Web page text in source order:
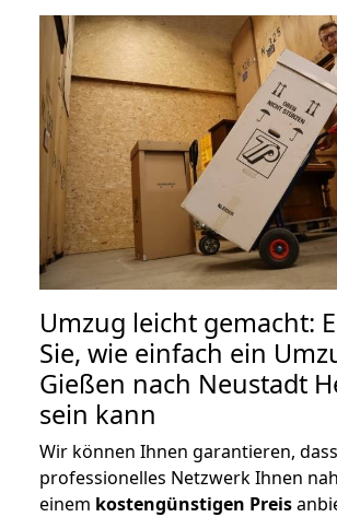
Umzug leicht gemacht:
Sie, wie einfach ein
Gießen nach Neustadt
sein kann
Wir können Ihnen garantieren,
professionelles Netzwerk Ihnen
einem kostengünstigen Preis